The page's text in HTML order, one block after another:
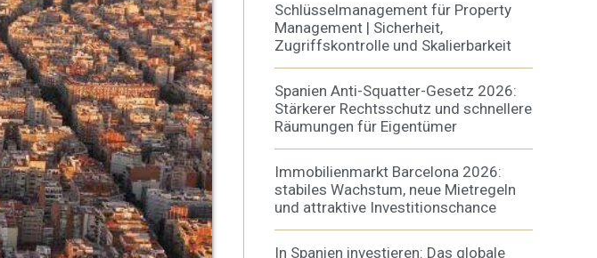
Schlüsselmanagement für Property
Management | Sicherheit,
Zugriffskontrolle und Skalierbarkeit
Spanien Anti-Squatter-Gesetz 2026:
Stärkerer Rechtsschutz und schnellere
Räumungen für Eigentümer
Immobilienmarkt Barcelona 2026:
stabiles Wachstum, neue Mietregeln
und attraktive Investitionschance
In Spanien investieren: Das globale